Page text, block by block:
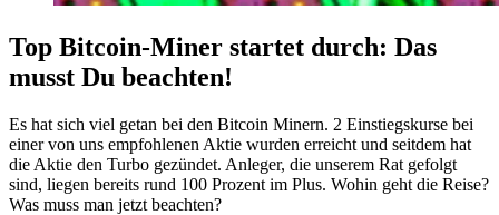
Top Bitcoin-Miner startet durch: Das
musst Du beachten!
Es hat sich viel getan bei den Bitcoin Minern. 2 Einstiegskurse bei
einer von uns empfohlenen Aktie wurden erreicht und seitdem hat
die Aktie den Turbo gezündet. Anleger, die unserem Rat gefolgt
sind, liegen bereits rund 100 Prozent im Plus. Wohin geht die Reise?
Was muss man jetzt beachten?